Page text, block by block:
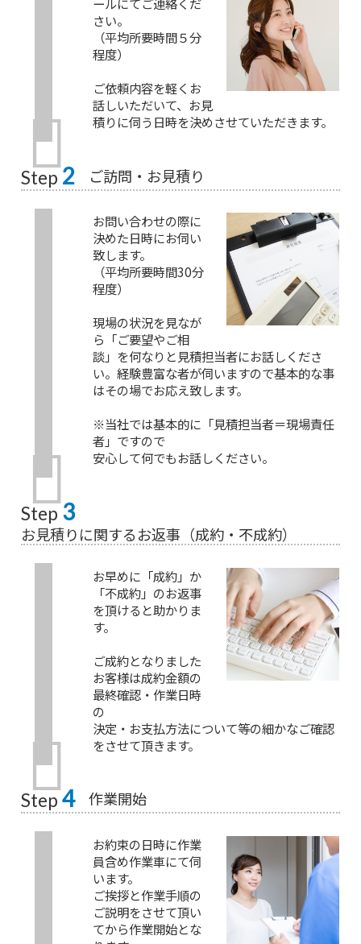
さい。
（平均所要時間５分
程度）
ご依頼内容を軽くお
話しいただいて、お見
積りに伺う日時を決めさせていただきます。
Step 2 ご訪問・お見積り
お問い合わせの際に
決めた日時にお伺い
致します。
（平均所要時間30分
程度）
現場の状況を見なが
ら「ご要望やご相
談」を何なりと見積担当者にお話しくださ
い。経験豊富な者が伺いますので基本的な事
はその場でお応え致します。
※当社では基本的に「見積担当者＝現場責任
者」ですので
安心して何でもお話しください。
Step 3
お見積りに関するお返事（成約・不成約）
お早めに「成約」か
「不成約」のお返事
を頂けると助かりま
す。
ご成約となりました
お客様は成約金額の
最終確認・作業日時
の
決定・お支払方法について等の細かなご確認
をさせて頂きます。
Step 4 作業開始
お約束の日時に作業
員含め作業車にて伺
います。
ご挨拶と作業手順の
ご説明をさせて頂い
てから作業開始とな